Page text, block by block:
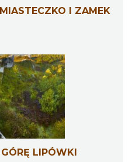
I ZAMEK
LIPÓWKI